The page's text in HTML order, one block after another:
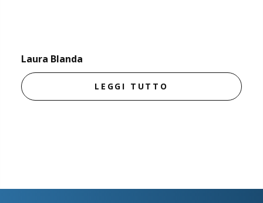
Laura Blanda
LEGGI TUTTO